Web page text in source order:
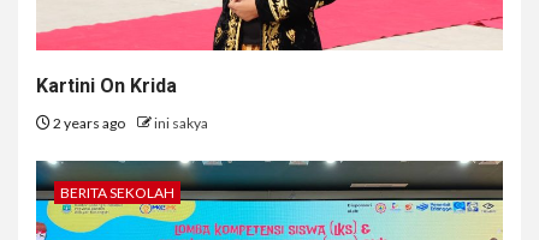
Kartini On Krida
2 years ago ini sakya
BERITA SEKOLAH